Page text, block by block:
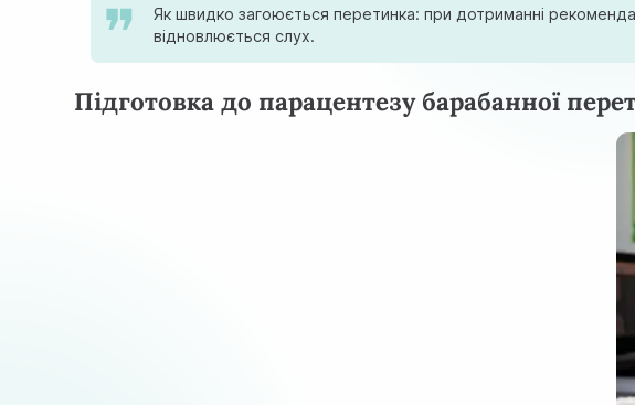
Як швидко загоюється перетинка: при дотриманні
відновлюється слух.
Підготовка до парацентезу барабанної